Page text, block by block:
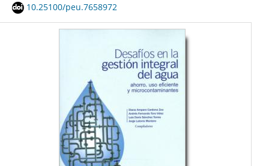
10.25100/peu.7658972